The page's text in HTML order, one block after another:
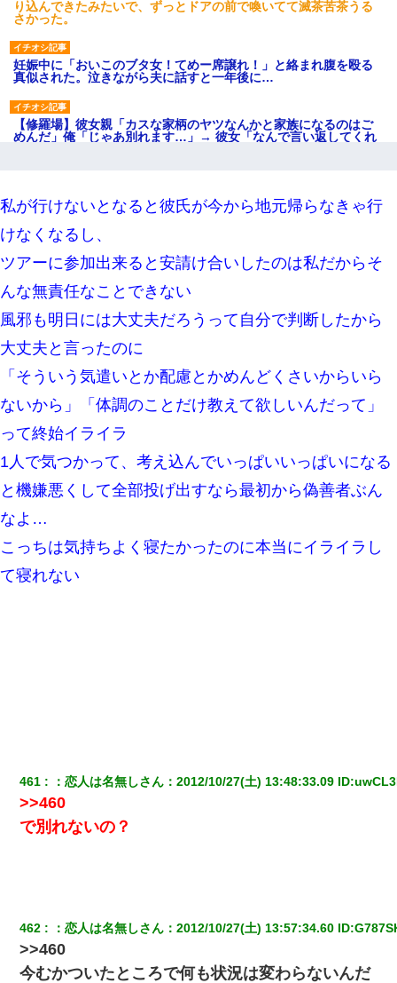
り込んできたみたいで、ずっとドアの前で喚いてて滅茶苦茶うる
さかった。
妊娠中に「おいこのブタ女！てめー席譲れ！」と絡まれ腹を殴る
真似された。泣きながら夫に話すと一年後に…
【修羅場】彼女親「カスな家柄のヤツなんかと家族になるのはご
めんだ」俺「じゃあ別れます…」→ 彼女「なんで言い返してくれ
【悲報】お風呂で父親と姉が完全に行為してるんだが...
裁判官「お互いに最後に言いたいことはありますか」バカ夫
「…」A「夫を一発殴らせてほしい」裁判官「どうぞ」
【悲報】姉と入浴中に大きくなってしまった結果ｗｗｗｗｗｗｗ
ｗ
彼女との行為を録画した結果→衝撃の事実が判明したｗｗｗｗｗ
ｗ
すか？」
9月に付き合い始めたけどこの、この人と結婚はないわと判断して
別れた。その元彼が交通事故で重体になっているらしく…
私『貯金貯まったし、やっと家建てられるね！』夫「実家を二世
帯住宅にした。それに貯金使った」→私『離婚しよう』夫「え
ワイ144kg彼女98kgデブカップル、1年間毎日行為しまくった結
果
私（23）冗談のつもりで上司（27）に胸を揉ませた結果・・・
夫の友達がBBQを定期的に開催して夫婦で参加してたんだけど、
女性側のリーダーみたいな人に「BBQは友達とやりなよ！」と言
われて…
私が行けないとなると彼氏が今から地元帰らなきゃ行
けなくなるし、
ツアーに参加出来ると安請け合いしたのは私だからそ
んな無責任なことできない
風邪も明日には大丈夫だろうって自分で判断したから
大丈夫と言ったのに
「そういう気遣いとか配慮とかめんどくさいからいら
ないから」「体調のことだけ教えて欲しいんだって」
って終始イライラ
1人で気つかって、考え込んでいっぱいいっぱいになる
と機嫌悪くして全部投げ出すなら最初から偽善者ぶん
なよ…
こっちは気持ちよく寝たかったのに本当にイライラし
て寝れない
461 ：恋人は名無しさん ：2012/10/27(土) 13:48:33.09 ID:
>>460
で別れないの？
462 ：恋人は名無しさん ：2012/10/27(土) 13:57:34.60 ID:
>>460
今むかついたところで何も状況は変わらないんだ